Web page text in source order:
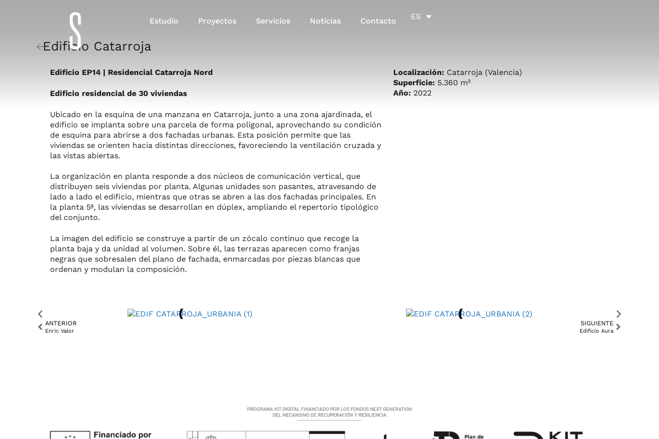
Estudio Proyectos Servicios Noticias Contacto ES
Edificio Catarroja
Edificio EP14 | Residencial Catarroja Nord
Edificio residencial de 30 viviendas
Ubicado en la esquina de una manzana en Catarroja, junto a una zona ajardinada, el
edificio se implanta sobre una parcela de forma poligonal, aprovechando su condición
de esquina para abrirse a dos fachadas urbanas. Esta posición permite que las
viviendas se orienten hacia distintas direcciones, favoreciendo la ventilación cruzada y
las vistas abiertas.
La organización en planta responde a dos núcleos de comunicación vertical, que
distribuyen seis viviendas por planta. Algunas unidades son pasantes, atravesando de
lado a lado el edificio, mientras que otras se abren a las dos fachadas principales. En
la planta 5ª, las viviendas se desarrollan en dúplex, ampliando el repertorio tipológico
del conjunto.
La imagen del edificio se construye a partir de un zócalo continuo que recoge la
planta baja y da unidad al volumen. Sobre él, las terrazas aparecen como franjas
negras que sobresalen del plano de fachada, enmarcadas por piezas blancas que
ordenan y modulan la composición.
Localización: Catarroja (Valencia)
Superficie: 5.360 m²
Año: 2022
ANTERIOR
Enric Valor
SIGUIENTE
Edificio Aura
PROYECTOS
Avda. Corts Valencianes, 38 – 1º,
46470 Albal (Valencia)